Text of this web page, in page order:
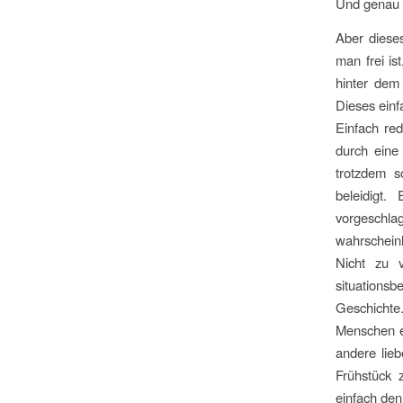
Aber
man frei
hinter
Dieses
Einfach
durch
trotzdem
beleidigt.
Nicht zu
Menschen
andere
Frühstück
einfach